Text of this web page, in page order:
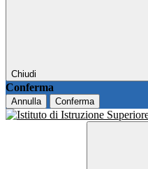
Chiudi
Conferma
Annulla Conferma